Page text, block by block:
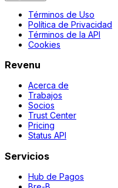
Términos de Uso
Política de Privacidad
Términos de la API
Cookies
Revenu
Acerca de
Trabajos
Socios
Trust Center
Pricing
Status API
Servicios
Hub de Pagos